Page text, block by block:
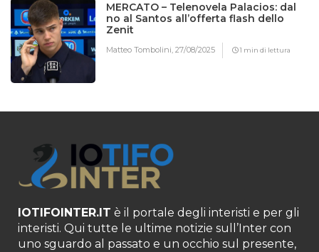
MERCATO – Telenovela Palacios: dal
no al Santos all’offerta flash dello
Zenit
Matteo Tombolini,27/08/2025 1 min di lettura
IOTIFOINTER.IT è il portale degli interisti e per gli
interisti. Qui tutte le ultime notizie sull’Inter con
uno sguardo al passato e un occhio sul presente,